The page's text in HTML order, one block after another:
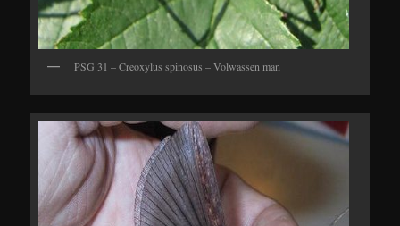
PSG 31 – Creoxylus spinosus – Volwassen man